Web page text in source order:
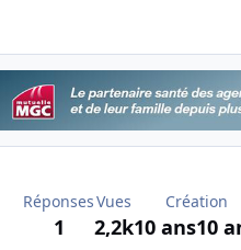
Réponses
1
Vues
2,2k
Création
10 ans10